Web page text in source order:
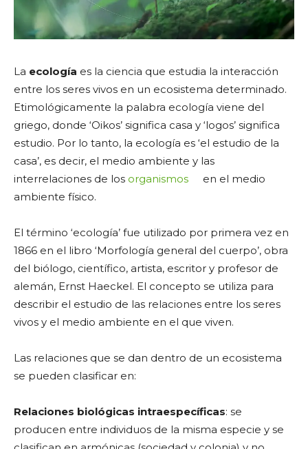
La ecología es la ciencia que estudia la interacción
entre los seres vivos en un ecosistema determinado.
Etimológicamente la palabra ecología viene del
griego, donde ‘Oikos’ significa casa y ‘logos’ significa
estudio. Por lo tanto, la ecología es ‘el estudio de la
casa’, es decir, el medio ambiente y las
interrelaciones de los organismos
en el medio
ambiente físico.
El término ‘ecología’ fue utilizado por primera vez en
1866 en el libro ‘Morfología general del cuerpo’, obra
del biólogo, científico, artista, escritor y profesor de
alemán, Ernst Haeckel. El concepto se utiliza para
describir el estudio de las relaciones entre los seres
vivos y el medio ambiente en el que viven.
Las relaciones que se dan dentro de un ecosistema
se pueden clasificar en:
Relaciones biológicas intraespecíficas: se
producen entre individuos de la misma especie y se